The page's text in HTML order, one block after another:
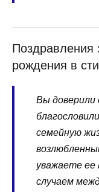
Поздравления
рождения в
Вы доверили
семейную
уважаете ее
случаем